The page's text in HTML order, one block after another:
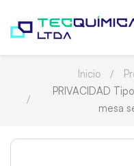
Inicio
PRIVACIDAD
mesa